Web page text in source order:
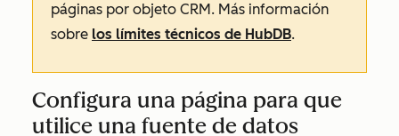
páginas por objeto CRM. Más información
sobre los límites técnicos de HubDB.
Configura una página para que
utilice una fuente de datos